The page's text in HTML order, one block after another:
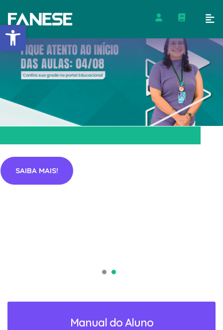
Barra de Ferramentas
SAIBA MAIS!
Manual do Aluno